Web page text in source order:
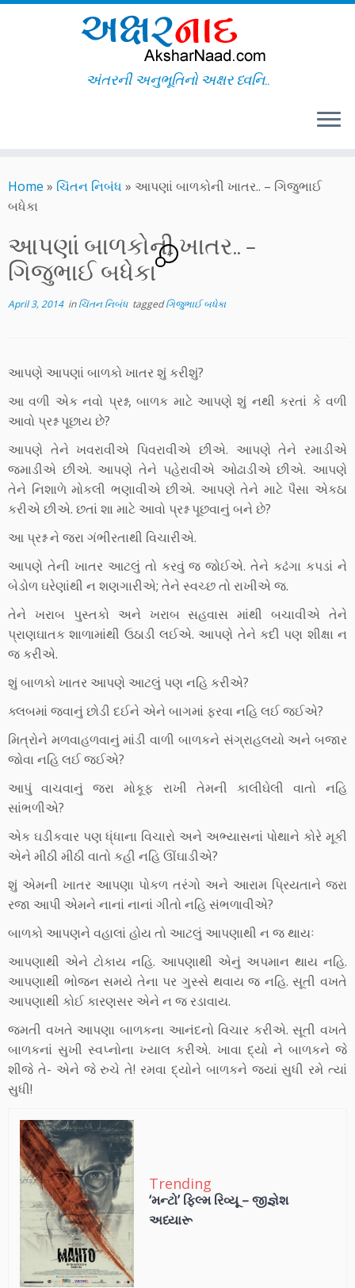
to
content
અંતરની અનુભૂતિનો અક્ષર ધ્વનિ..
Home » ચિંતન નિબંધ » આપણાં બાળકોની ખાતર.. – ગિજુભાઈ
બધેકા
આપણાં બાળકોની ખાતર.. –
ગિજુભાઈ બધેકા
4
April 3, 2014inચિંતન નિબંધ taggedગિજુભાઈ બધેકા
આપણે આપણાં બાળકો ખાતર શું કરીશું?
આ વળી એક નવો પ્રશ્ન, બાળક માટે આપણે શું નથી કરતાં કે વળી
આવો પ્રશ્ન પૂછાય છે?
આપણે તેને ખવરાવીએ પિવરાવીએ છીએ. આપણે તેને રમાડીએ
જમાડીએ છીએ. આપણે તેને પહેરાવીએ ઓઢાડીએ છીએ. આપણે
તેને નિશાળે મોકલી ભણાવીએ છીએ. આપણે તેને માટે પૈસા એકઠા
કરીએ છીએ. છતાં શા માટે આવો પ્રશ્ન પૂછવાનું બને છે?
આ પ્રશ્ન ને જરા ગંભીરતાથી વિચારીએ.
આપણે તેની ખાતર આટલું તો કરવું જ જોઈએ. તેને કઢંગા કપડાં ને
બેડોળ ઘરેણાંથી ન શણગારીએ; તેને સ્વચ્છ તો રાખીએ જ.
તેને ખરાબ પુસ્તકો અને ખરાબ સહવાસ માંથી બચાવીએ તેને
પ્રાણઘાતક શાળામાંથી ઉઠાડી લઈએ. આપણે તેને કદી પણ શીક્ષા ન
જ કરીએ.
શું બાળકો ખાતર આપણે આટલું પણ નહિ કરીએ?
ક્લબમાં જવાનું છોડી દઈને એને બાગમાં ફરવા નહિ લઈ જઈએ?
મિત્રોને મળવાહળવાનું માંડી વાળી બાળકને સંગ્રાહલયો અને બજાર
જોવા નહિ લઈ જઈએ?
આપું વાચવાનું જરા મોકૂફ રાખી તેમની કાલીઘેલી વાતો નહિ
સાંભળીએ?
એક ઘડીકવાર પણ ધ્ંધાના વિચારો અને અભ્યાસનાં પોથાને કોરે મૂકી
એને મીઠી મીઠી વાતો કહી નહિ ઊંઘાડીએ?
શું એમની ખાતર આપણા પોકળ તરંગો અને આરામ પ્રિયતાને જરા
રજા આપી એમને નાનાં નાનાં ગીતો નહિ સંભળાવીએ?
બાળકો આપણને વહાલાં હોય તો આટલું આપણાથી ન જ થાયઃ
આપણાથી એને ટોકાય નહિ. આપણાથી એનું અપમાન થાય નહિ.
આપણાથી ભોજન સમયે તેના પર ગુસ્સે થવાય જ નહિ. સૂતી વખતે
આપણાથી કોઈ કારણસર એને ન જ રડાવાય.
જમતી વખતે આપણા બાળકના આનંદનો વિચાર કરીએ. સૂતી વખતે
બાળકનાં સુખી સ્વપ્નોના ખ્યાલ કરીએ. ખાવા દ્યો ને બાળકને જે
શીજે તે- એને જે રુચે તે! રમવા દ્યોને બાળકને જ્યાં સુધી રમે ત્યાં
સુધી!
Trending
‘મન્ટો’ ફિલ્મ રિવ્યૂ – જીજ્ઞેશ
અધ્યારૂ